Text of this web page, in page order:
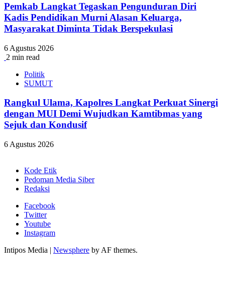
Pemkab Langkat Tegaskan Pengunduran Diri
Kadis Pendidikan Murni Alasan Keluarga,
Masyarakat Diminta Tidak Berspekulasi
6 Agustus 2026
2 min read
Politik
SUMUT
Rangkul Ulama, Kapolres Langkat Perkuat Sinergi
dengan MUI Demi Wujudkan Kamtibmas yang
Sejuk dan Kondusif
6 Agustus 2026
Kode Etik
Pedoman Media Siber
Redaksi
Facebook
Twitter
Youtube
Instagram
Intipos Media | Newsphere by AF themes.